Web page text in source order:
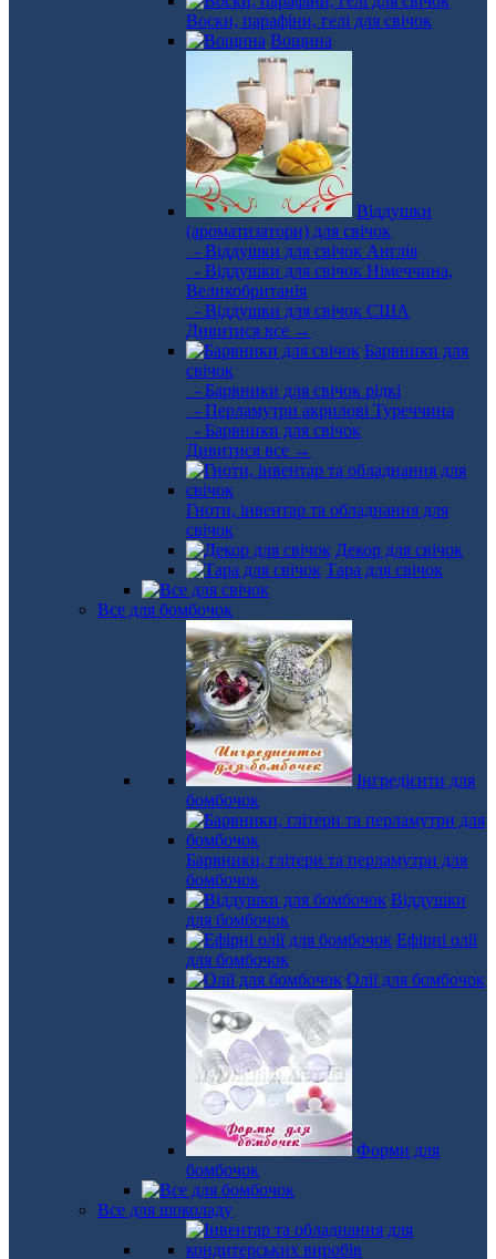
Воски, парафіни, гелі для свічок
Вощина
Віддушки
(ароматизатори) для свічок
- Віддушки для свічок Англія
- Віддушки для свічок Німеччина,
Великобританія
- Віддушки для свічок США
Дивитися все →
Барвники для
свічок
- Барвники для свічок рідкі
- Перламутри акрилові Туреччина
- Барвники для свічок
Дивитися все →
Гноти, інвентар та обладнання для
свічок
Декор для свічок
Тара для свічок
Все для бомбочок
Інгредієнти для
бомбочок
Барвники, глітери та перламутри для
бомбочок
Віддушки
для бомбочок
Ефірні олії
для бомбочок
Олії для бомбочок
Форми для
бомбочок
Все для шоколаду